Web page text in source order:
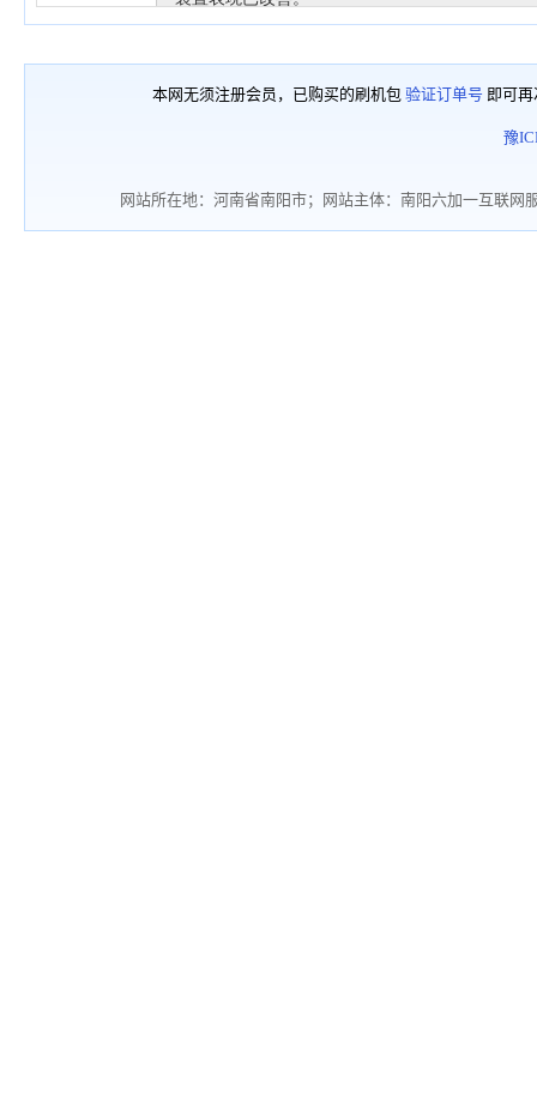
本网无须注册会员，已购买的刷机包 验证订单号 即可
豫
网站所在地：河南省南阳市；网站主体：南阳六加一互联